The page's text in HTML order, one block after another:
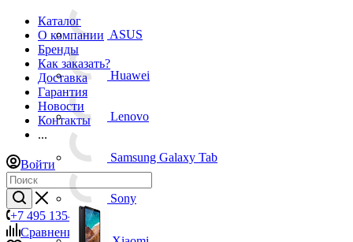
Каталог
О компании
Бренды
Как заказать?
Доставка
Гарантия
Новости
Контакты
...
Войти
+7 495 135-39-43
Сравнение
0
ASUS
Huawei
Lenovo
Samsung Galaxy Tab
Sony